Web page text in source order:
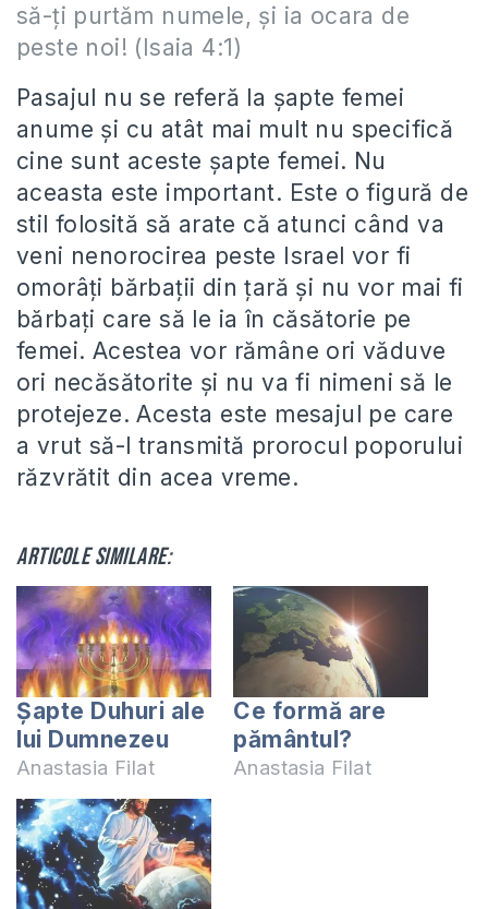
să-ţi purtăm numele, şi ia ocara de
peste noi! (Isaia 4:1)
Pasajul nu se referă la șapte femei
anume și cu atât mai mult nu specifică
cine sunt aceste șapte femei. Nu
aceasta este important. Este o figură de
stil folosită să arate că atunci când va
veni nenorocirea peste Israel vor fi
omorâți bărbații din țară și nu vor mai fi
bărbați care să le ia în căsătorie pe
femei. Acestea vor rămâne ori văduve
ori necăsătorite și nu va fi nimeni să le
protejeze. Acesta este mesajul pe care
a vrut să-l transmită prorocul poporului
răzvrătit din acea vreme.
Articole similare:
Șapte Duhuri ale
lui Dumnezeu
Anastasia Filat
Ce formă are
pământul?
Anastasia Filat